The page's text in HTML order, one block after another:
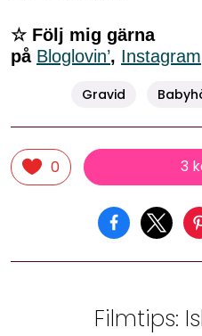
☆ Följ mig gärna
på Bloglovin’, Instagram
Gravid
0 3
Filmtips: